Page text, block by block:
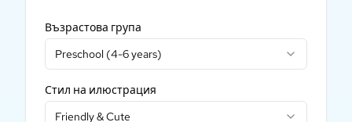
Възрастова група
Preschool (4-6 years)
Стил на илюстрация
Friendly & Cute